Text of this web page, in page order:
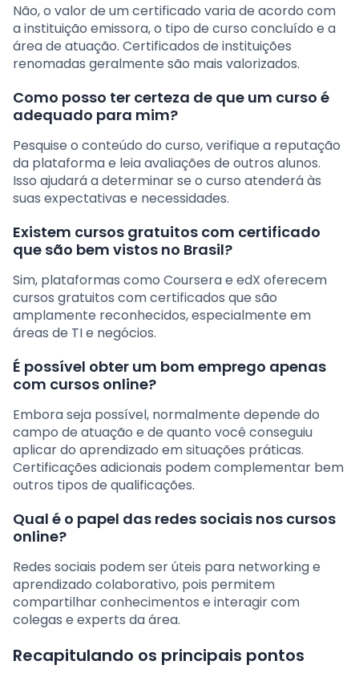
Não, o valor de um certificado varia de acordo com
a instituição emissora, o tipo de curso concluído e a
área de atuação. Certificados de instituições
renomadas geralmente são mais valorizados.
Como posso ter certeza de que um curso é
adequado para mim?
Pesquise o conteúdo do curso, verifique a reputação
da plataforma e leia avaliações de outros alunos.
Isso ajudará a determinar se o curso atenderá às
suas expectativas e necessidades.
Existem cursos gratuitos com certificado
que são bem vistos no Brasil?
Sim, plataformas como Coursera e edX oferecem
cursos gratuitos com certificados que são
amplamente reconhecidos, especialmente em
áreas de TI e negócios.
É possível obter um bom emprego apenas
com cursos online?
Embora seja possível, normalmente depende do
campo de atuação e de quanto você conseguiu
aplicar do aprendizado em situações práticas.
Certificações adicionais podem complementar bem
outros tipos de qualificações.
Qual é o papel das redes sociais nos cursos
online?
Redes sociais podem ser úteis para networking e
aprendizado colaborativo, pois permitem
compartilhar conhecimentos e interagir com
colegas e experts da área.
Recapitulando os principais pontos